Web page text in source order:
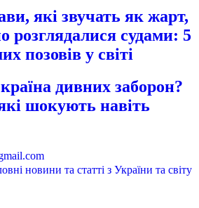
які звучать як жарт,
розглядалися судами: 5
позовів у світі
дивних заборон?
шокують навіть